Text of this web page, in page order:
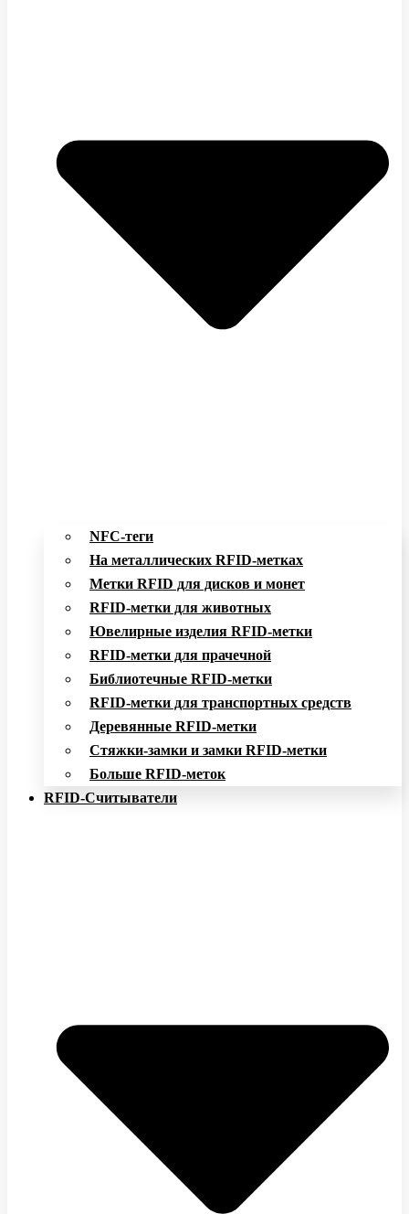
NFC-теги
На металлических RFID-метках
Метки RFID для дисков и монет
RFID-метки для животных
Ювелирные изделия RFID-метки
RFID-метки для прачечной
Библиотечные RFID-метки
RFID-метки для транспортных средств
Деревянные RFID-метки
Стяжки-замки и замки RFID-метки
Больше RFID-меток
RFID-Считыватели